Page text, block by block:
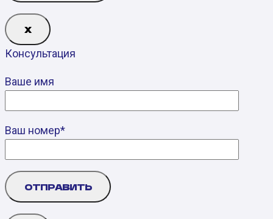
Х
Консультация
Ваше имя
Ваш номер*